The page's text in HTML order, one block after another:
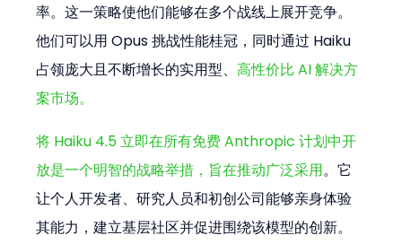
率。这一策略使他们能够在多个战线上展开竞争。
他们可以用 Opus 挑战性能桂冠，同时通过 Haiku
占领庞大且不断增长的实用型、高性价比 AI 解决方
案市场。
将 Haiku 4.5 立即在所有免费 Anthropic 计划中开
放是一个明智的战略举措，旨在推动广泛采用。它
让个人开发者、研究人员和初创公司能够亲身体验
其能力，建立基层社区并促进围绕该模型的创新。